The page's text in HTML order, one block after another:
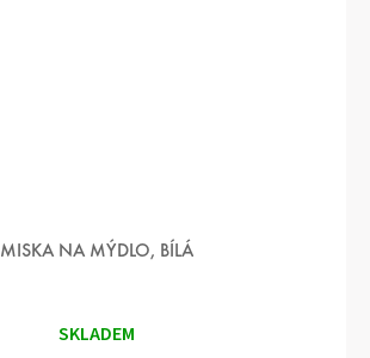
MISKA NA MÝDLO, BÍLÁ
SKLADEM